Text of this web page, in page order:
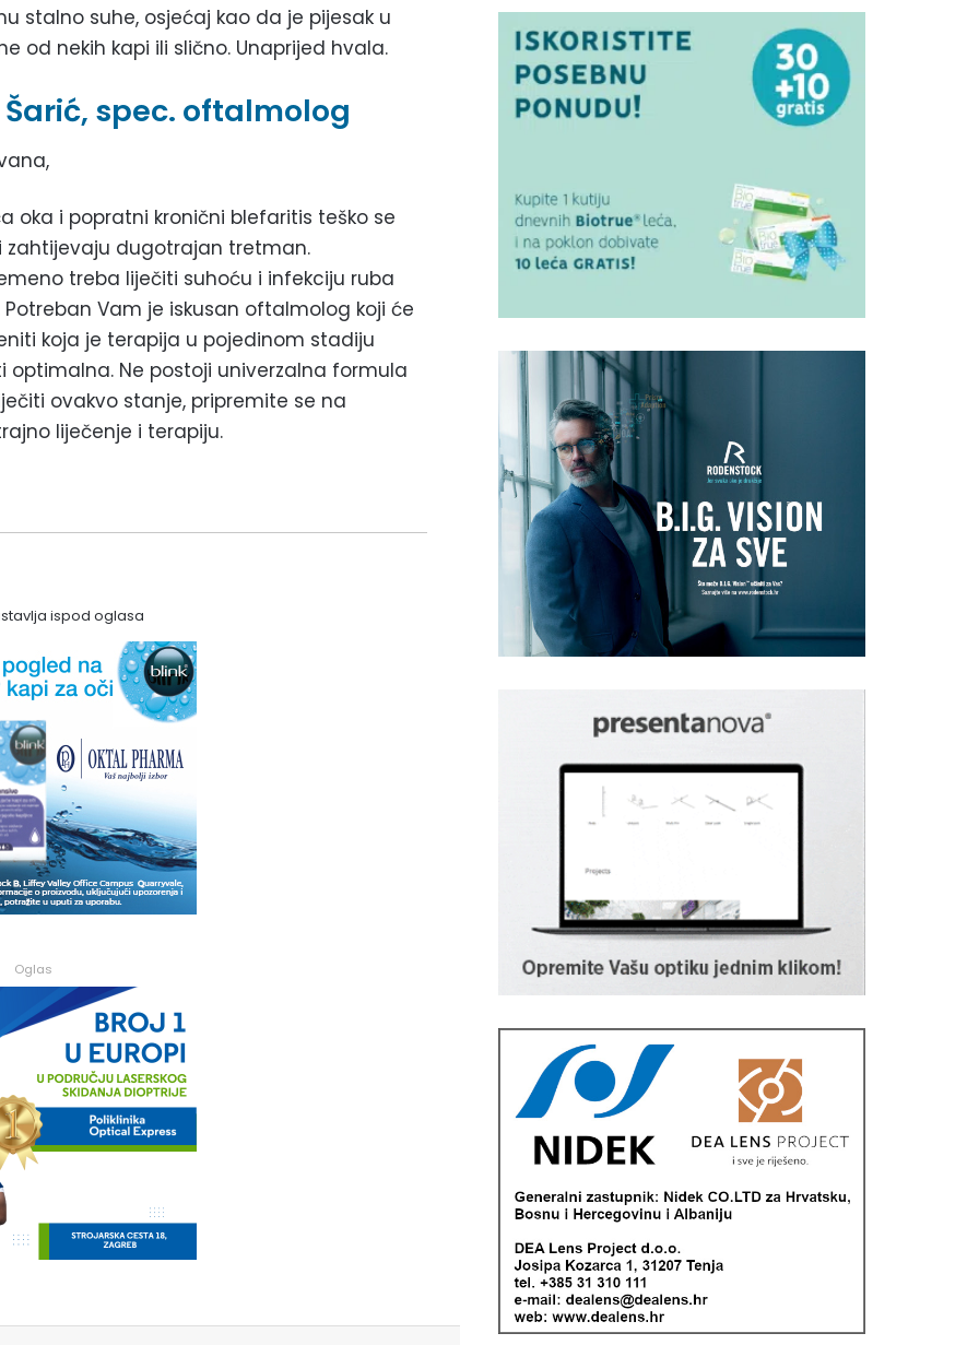
stalno suhe, osjećaj kao da je pijesak u
od nekih kapi ili slično. Unaprijed hvala.
spec. oftalmolog
oka i popratni kronični blefaritis teško se
zahtijevaju dugotrajan tretman.
treba liječiti suhoću i infekciju ruba
Potreban Vam je iskusan oftalmolog koji će
koja je terapija u pojedinom stadiju
optimalna. Ne postoji univerzalna formula
ovakvo stanje, pripremite se na
liječenje i terapiju.
ispod oglasa
Oglas